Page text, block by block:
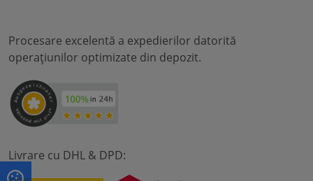
Procesare excelentă a expedierilor datorită
operațiunilor optimizate din depozit.
Livrare cu DHL & DPD: